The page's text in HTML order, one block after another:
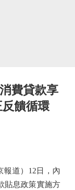
費貸款享
饋循環
道）12日，內
貼息政策實施方